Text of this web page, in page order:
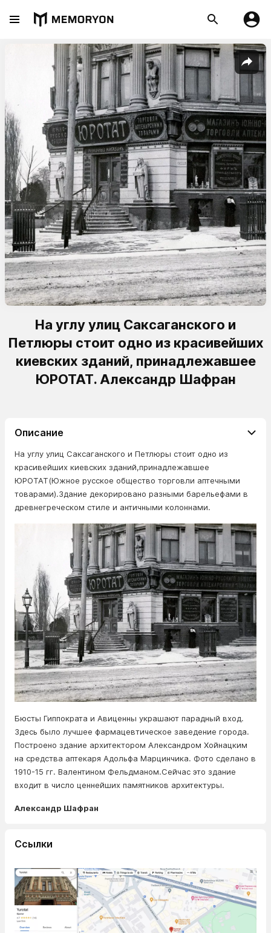
На углу улиц Саксаганского и
Петлюры стоит одно из красивейших
киевских зданий, принадлежавшее
ЮРОТАТ. Александр Шафран
Описание
На углу улиц Саксаганского и Петлюры стоит одно из
красивейших киевских зданий,принадлежавшее
ЮРОТАТ(Южное русское общество торговли аптечными
товарами).Здание декорировано разными барельефами в
древнегреческом стиле и античными колоннами.
Бюсты Гиппократа и Авиценны украшают парадный вход.
Здесь было лучшее фармацевтическое заведение города.
Построено здание архитектором Александром Хойнацким
на средства аптекаря Адольфа Марцинчика. Фото сделано в
1910-15 гг. Валентином Фельдманом.Сейчас это здание
входит в число ценнейших памятников архитектуры.
Александр Шафран
Ссылки